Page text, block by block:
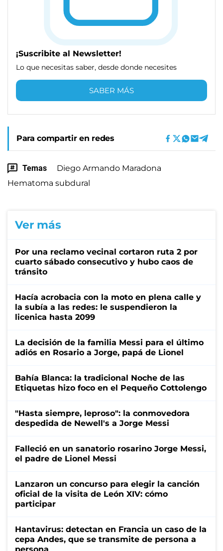
¡Suscribite al Newsletter!
Lo que necesitas saber, desde donde necesites
SABER MÁS
Para compartir en redes
Temas
Diego Armando Maradona
Hematoma subdural
Ver más
Por una reclamo vecinal cortaron ruta 2 por
cuarto sábado consecutivo y hubo caos de
tránsito
Hacía acrobacia con la moto en plena calle y
la subía a las redes: le suspendieron la
licenica hasta 2099
La decisión de la familia Messi para el último
adiós en Rosario a Jorge, papá de Lionel
Bahía Blanca: la tradicional Noche de las
Etiquetas hizo foco en el Pequeño Cottolengo
"Hasta siempre, leproso": la conmovedora
despedida de Newell's a Jorge Messi
Falleció en un sanatorio rosarino Jorge Messi,
el padre de Lionel Messi
Lanzaron un concurso para elegir la canción
oficial de la visita de León XIV: cómo
participar
Hantavirus: detectan en Francia un caso de la
cepa Andes, que se transmite de persona a